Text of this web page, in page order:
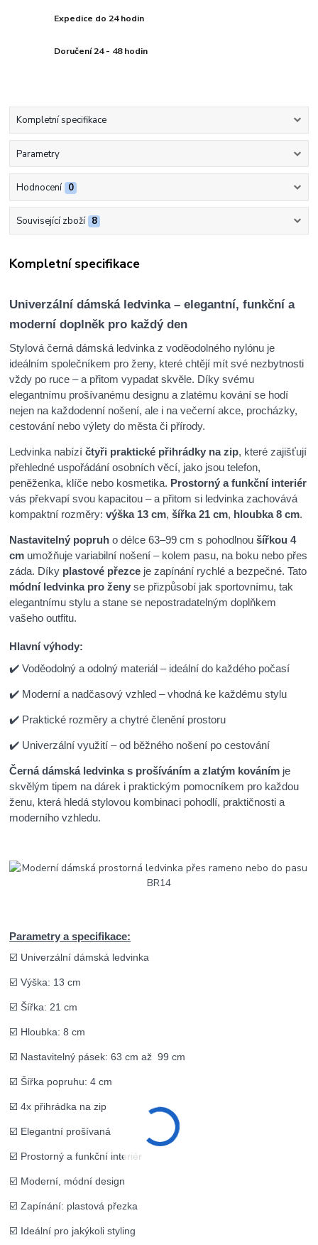
Expedice do 24 hodin
Doručení 24 - 48 hodin
Kompletní specifikace
Parametry
Hodnocení 0
Související zboží 8
Kompletní specifikace
Univerzální dámská ledvinka – elegantní, funkční a
moderní doplněk pro každý den
Stylová černá dámská ledvinka z voděodolného nylónu je
ideálním společníkem pro ženy, které chtějí mít své nezbytnosti
vždy po ruce – a přitom vypadat skvěle. Díky svému
elegantnímu prošívanému designu a zlatému kování se hodí
nejen na každodenní nošení, ale i na večerní akce, procházky,
cestování nebo výlety do města či přírody.
Ledvinka nabízíčtyři praktické přihrádky na zip, které zajišťují
přehledné uspořádání osobních věcí, jako jsou telefon,
peněženka, klíče nebo kosmetika. Prostorný a funkční interiér
vás překvapí svou kapacitou – a přitom si ledvinka zachovává
kompaktní rozměry:výška 13 cm,šířka 21 cm, hloubka 8 cm.
Nastavitelný popruh o délce 63–99 cm s pohodlnoušířkou 4
cm umožňuje variabilní nošení – kolem pasu, na boku nebo přes
záda. Díky plastové přezce je zapínání rychlé a bezpečné. Tato
módní ledvinka pro ženy se přizpůsobí jak sportovnímu, tak
elegantnímu stylu a stane se nepostradatelným doplňkem
vašeho outfitu.
Hlavní výhody:
✔️ Voděodolný a odolný materiál – ideální do každého počasí
✔️ Moderní a nadčasový vzhled – vhodná ke každému stylu
✔️ Praktické rozměry a chytré členění prostoru
✔️ Univerzální využití – od běžného nošení po cestování
Černá dámská ledvinka s prošíváním a zlatým kováním je
skvělým tipem na dárek i praktickým pomocníkem pro každou
ženu, která hledá stylovou kombinaci pohodlí, praktičnosti a
moderního vzhledu.
Parametry a specifikace:
☑️ Univerzální dámská ledvinka
☑️ Výška: 13 cm
☑️ Šířka: 21 cm
☑️ Hloubka: 8 cm
☑️ Nastavitelný pásek: 63 cm až 99 cm
☑️ Šířka popruhu: 4 cm
☑️ 4x přihrádka na zip
☑️ Elegantní prošívaná
☑️ Prostorný a funkční interiér
☑️ Moderní, módní design
☑️ Zapínání: plastová přezka
☑️ Ideální pro jakýkoli styling